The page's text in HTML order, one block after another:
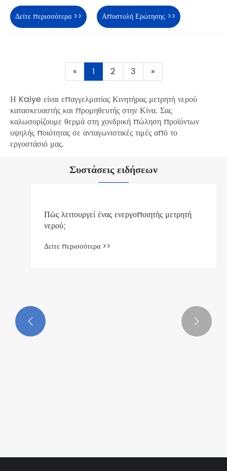
Δείτε περισσότερα >> Αποστολή Ερώτησης >>
« 1 2 3 »
Η Kaiye είναι επαγγελματίας Κινητήρας μετρητή νερού
κατασκευαστής και προμηθευτής στην Κίνα. Σας
καλωσορίζουμε θερμά στη χονδρική πώληση προϊόντων
υψηλής ποιότητας σε ανταγωνιστικές τιμές από το
εργοστάσιό μας.
Συστάσεις ειδήσεων
 